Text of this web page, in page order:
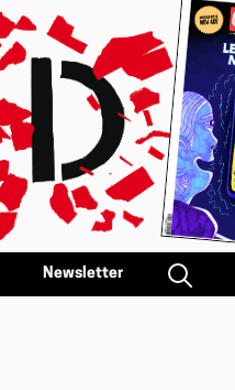
Newsletter